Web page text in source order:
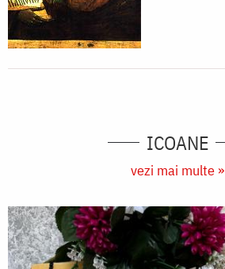
ICOANE
vezi mai multe »